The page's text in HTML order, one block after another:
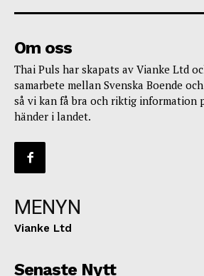
Om oss
Thai Puls har skapats av Vianke Ltd
samarbete mellan Svenska Boende
så vi kan få bra och riktig information
händer i landet.
MENYN
Vianke Ltd
Senaste Nytt